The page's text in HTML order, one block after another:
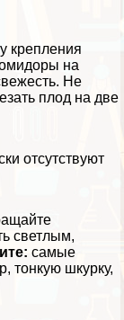
крепления
на
Не
плод на две
отсутствуют
светлым,
самые
тонкую шкурку,